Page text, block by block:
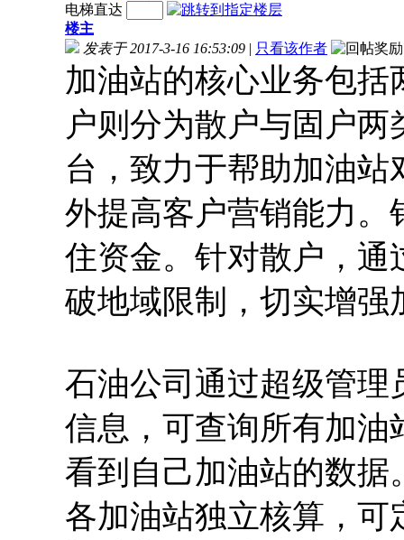
电梯直达
楼主
发表于 2017-3-16 16:53:09 | 只看该作者
加油站的核心业务包
户则分为散户与固户
台，致力于帮助加油
外提高客户营销能力。
住资金。针对散户，通
破地域限制，切实增强
石油公司通过超级管理
信息，可查询所有加油
看到自己加油站的数据
各加油站独立核算，